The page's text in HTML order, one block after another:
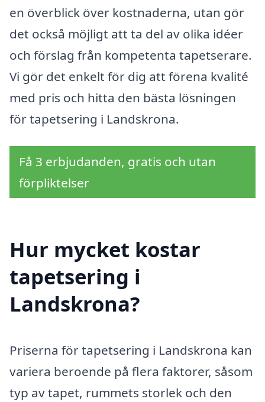
en överblick över kostnaderna, utan gör
det också möjligt att ta del av olika idéer
och förslag från kompetenta tapetserare.
Vi gör det enkelt för dig att förena kvalité
med pris och hitta den bästa lösningen
för tapetsering i Landskrona.
Få 3 erbjudanden, gratis och utan
förpliktelser
Hur mycket kostar
tapetsering i
Landskrona?
Priserna för tapetsering i Landskrona kan
variera beroende på flera faktorer, såsom
typ av tapet, rummets storlek och den